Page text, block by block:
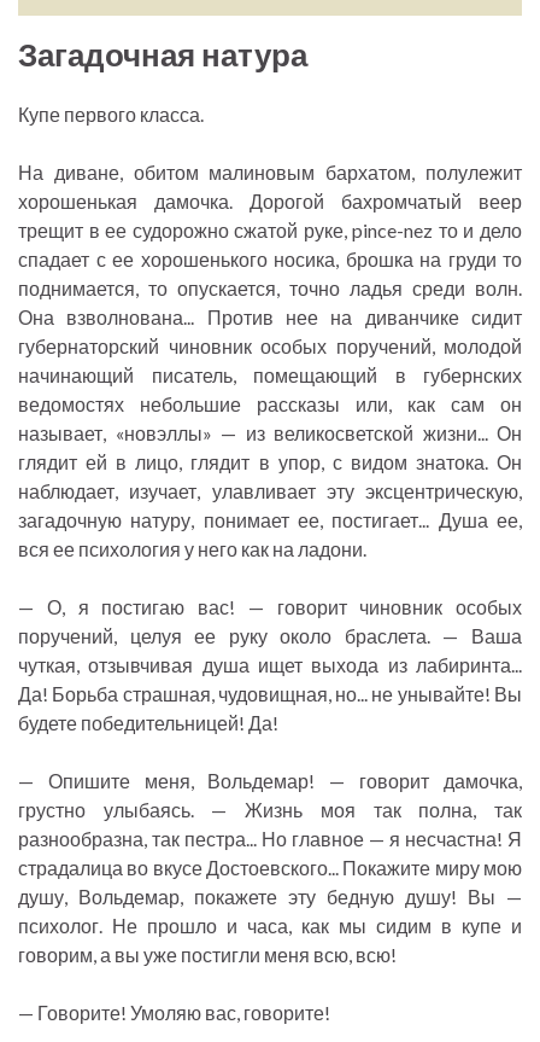
Загадочная натура
Купе первого класса.
На диване, обитом малиновым бархатом, полулежит
хорошенькая дамочка. Дорогой бахромчатый веер
трещит в ее судорожно сжатой руке, pince-nez то и дело
спадает с ее хорошенького носика, брошка на груди то
поднимается, то опускается, точно ладья среди волн.
Она взволнована... Против нее на диванчике сидит
губернаторский чиновник особых поручений, молодой
начинающий писатель, помещающий в губернских
ведомостях небольшие рассказы или, как сам он
называет, «новэллы» — из великосветской жизни... Он
глядит ей в лицо, глядит в упор, с видом знатока. Он
наблюдает, изучает, улавливает эту эксцентрическую,
загадочную натуру, понимает ее, постигает... Душа ее,
вся ее психология у него как на ладони.
— О, я постигаю вас! — говорит чиновник особых
поручений, целуя ее руку около браслета. — Ваша
чуткая, отзывчивая душа ищет выхода из лабиринта...
Да! Борьба страшная, чудовищная, но... не унывайте! Вы
будете победительницей! Да!
— Опишите меня, Вольдемар! — говорит дамочка,
грустно улыбаясь. — Жизнь моя так полна, так
разнообразна, так пестра... Но главное — я несчастна! Я
страдалица во вкусе Достоевского... Покажите миру мою
душу, Вольдемар, покажете эту бедную душу! Вы —
психолог. Не прошло и часа, как мы сидим в купе и
говорим, а вы уже постигли меня всю, всю!
— Говорите! Умоляю вас, говорите!